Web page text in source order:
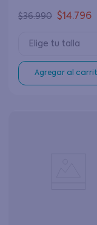
$36.990 $14.796
Elige tu talla
Agregar al